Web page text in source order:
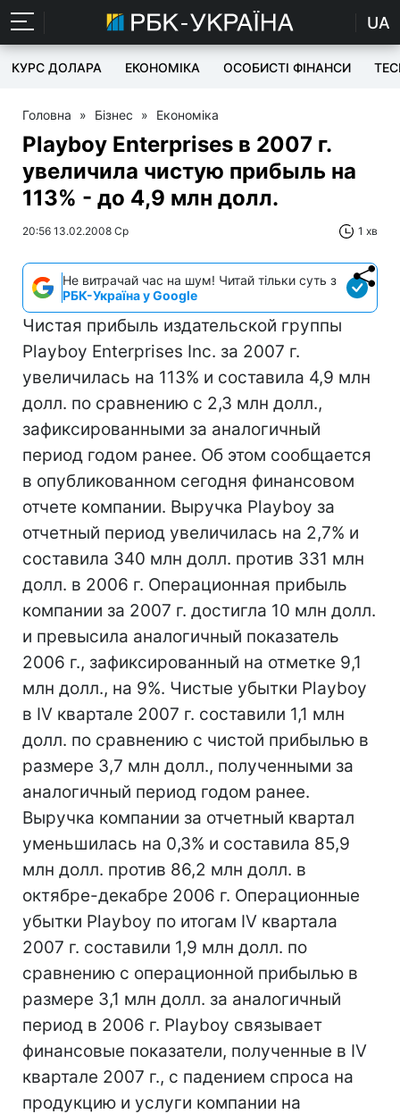
UA
КУРС ДОЛАРА ЕКОНОМІКА ОСОБИСТІ ФІНАНСИ
Головна » Бізнес » Економіка
Playboy Enterprises в 2007 г.
увеличила чистую прибыль на
113% - до 4,9 млн долл.
20:56 13.02.2008 Ср 1 хв
Не витрачай час на шум! Читай тільки суть з
РБК-Україна у Google
Чистая прибыль издательской группы
Playboy Enterprises Inc. за 2007 г.
увеличилась на 113% и составила 4,9 млн
долл. по сравнению с 2,3 млн долл.,
зафиксированными за аналогичный
период годом ранее. Об этом сообщается
в опубликованном сегодня финансовом
отчете компании. Выручка Playboy за
отчетный период увеличилась на 2,7% и
составила 340 млн долл. против 331 млн
долл. в 2006 г. Операционная прибыль
компании за 2007 г. достигла 10 млн долл.
и превысила аналогичный показатель
2006 г., зафиксированный на отметке 9,1
млн долл., на 9%. Чистые убытки Playboy
в IV квартале 2007 г. составили 1,1 млн
долл. по сравнению с чистой прибылью в
размере 3,7 млн долл., полученными за
аналогичный период годом ранее.
Выручка компании за отчетный квартал
уменьшилась на 0,3% и составила 85,9
млн долл. против 86,2 млн долл. в
октябре-декабре 2006 г. Операционные
убытки Playboy по итогам IV квартала
2007 г. составили 1,9 млн долл. по
сравнению с операционной прибылью в
размере 3,1 млн долл. за аналогичный
период в 2006 г. Playboy связывает
финансовые показатели, полученные в IV
квартале 2007 г., с падением спроса на
продукцию и услуги компании на